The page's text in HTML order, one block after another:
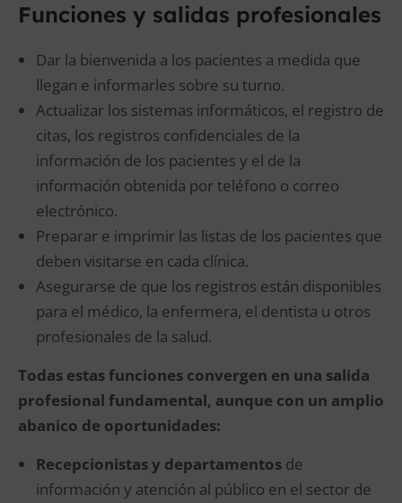
Funciones y salidas profesionales
Dar la bienvenida a los pacientes a medida que
llegan e informarles sobre su turno.
Actualizar los sistemas informáticos, el registro de
citas, los registros confidenciales de la
información de los pacientes y el de la
información obtenida por teléfono o correo
electrónico.
Preparar e imprimir las listas de los pacientes que
deben visitarse en cada clínica.
Asegurarse de que los registros están disponibles
para el médico, la enfermera, el dentista u otros
profesionales de la salud.
Todas estas funciones convergen en una salida
profesional fundamental, aunque con un amplio
abanico de oportunidades:
Recepcionistas y departamentos de
información y atención al público en el sector de